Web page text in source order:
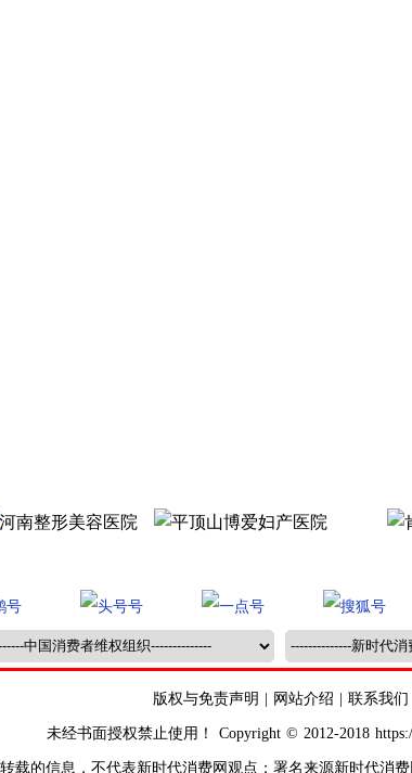
版权与免责声明 网站介绍 联系我们
未经书面授权禁止使用！ Copyright © 2012-2018
载的信息，不代表新时代消费网观点；署名来源新时代消费